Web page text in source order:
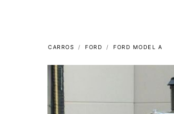
CARROS FORD FORD MODEL A